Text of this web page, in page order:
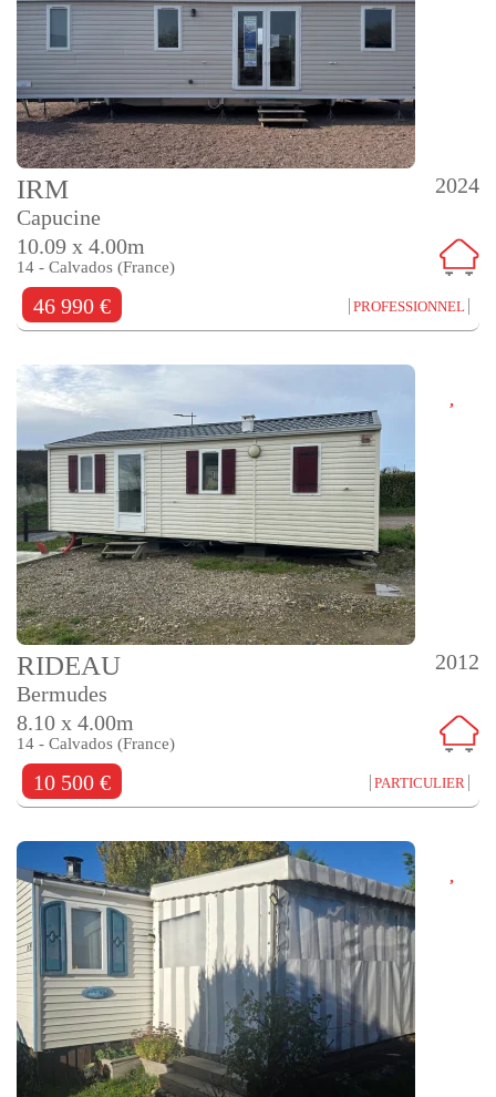
2024
IRM
Capucine
10.09 x 4.00m
14 - Calvados (France)
46 990 € PROFESSIONNEL
2012
RIDEAU
Bermudes
8.10 x 4.00m
14 - Calvados (France)
10 500 € PARTICULIER